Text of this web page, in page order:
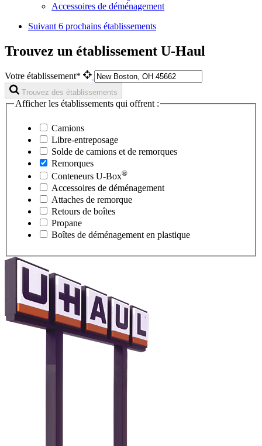
Accessoires de déménagement
Suivant 6 prochains établissements
Trouvez un établissement U-Haul
Votre établissement*
Trouvez des établissements
Afficher les établissements qui offrent :
Camions
Libre-entreposage
Solde de camions et de remorques
Remorques
Conteneurs U-Box®
Accessoires de déménagement
Attaches de remorque
Retours de boîtes
Propane
Boîtes de déménagement en plastique